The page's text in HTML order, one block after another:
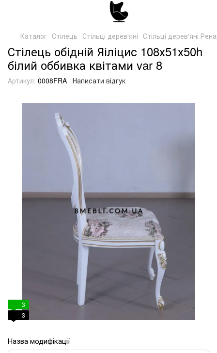
Каталог Стілець Стільці дерев'яні Стільці дерев'яні
Стілець обідній Яіліцис 108х51х50h
білий оббивка квітами var 8
Артикул: 0008FRA Написати відгук
3
3
Назва модифікації